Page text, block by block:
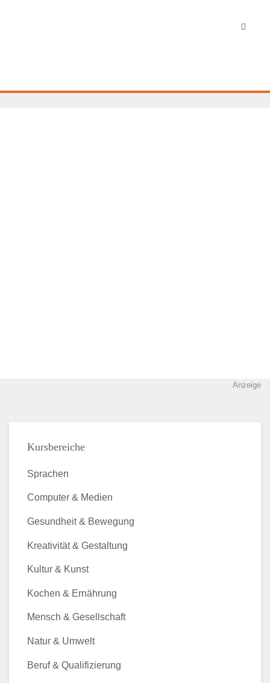
Anzeige
Kursbereiche
Sprachen
Computer & Medien
Gesundheit & Bewegung
Kreativität & Gestaltung
Kultur & Kunst
Kochen & Ernährung
Mensch & Gesellschaft
Natur & Umwelt
Beruf & Qualifizierung